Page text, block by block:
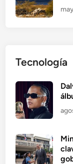
Tecnología